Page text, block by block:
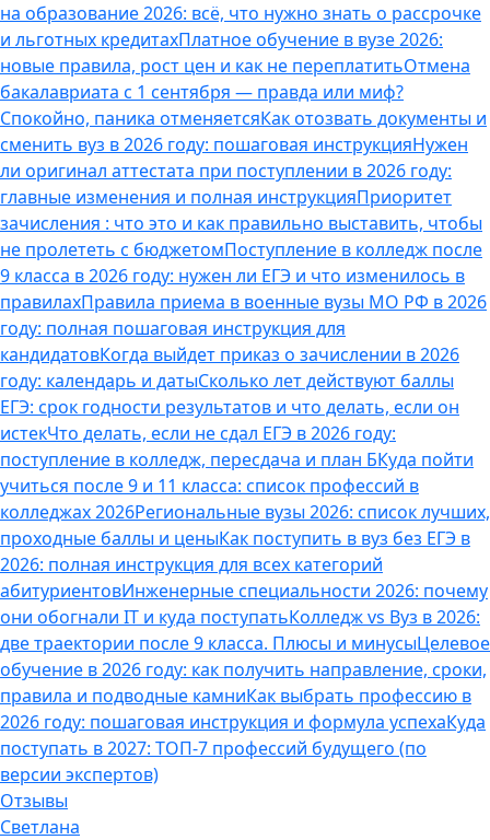
на образование 2026: всё, что нужно знать о рассрочке
и льготных кредитахПлатное обучение в вузе 2026:
новые правила, рост цен и как не переплатитьОтмена
бакалавриата с 1 сентября — правда или миф?
Спокойно, паника отменяетсяКак отозвать документы и
сменить вуз в 2026 году: пошаговая инструкцияНужен
ли оригинал аттестата при поступлении в 2026 году:
главные изменения и полная инструкцияПриоритет
зачисления : что это и как правильно выставить, чтобы
не пролететь с бюджетомПоступление в колледж после
9 класса в 2026 году: нужен ли ЕГЭ и что изменилось в
правилахПравила приема в военные вузы МО РФ в 2026
году: полная пошаговая инструкция для
кандидатовКогда выйдет приказ о зачислении в 2026
году: календарь и датыСколько лет действуют баллы
ЕГЭ: срок годности результатов и что делать, если он
истекЧто делать, если не сдал ЕГЭ в 2026 году:
поступление в колледж, пересдача и план БКуда пойти
учиться после 9 и 11 класса: список профессий в
колледжах 2026Региональные вузы 2026: список лучших,
проходные баллы и ценыКак поступить в вуз без ЕГЭ в
2026: полная инструкция для всех категорий
абитуриентовИнженерные специальности 2026: почему
они обогнали IT и куда поступатьКолледж vs Вуз в 2026:
две траектории после 9 класса. Плюсы и минусыЦелевое
обучение в 2026 году: как получить направление, сроки,
правила и подводные камниКак выбрать профессию в
2026 году: пошаговая инструкция и формула успехаКуда
поступать в 2027: ТОП-7 профессий будущего (по
версии экспертов)
Отзывы
Светлана